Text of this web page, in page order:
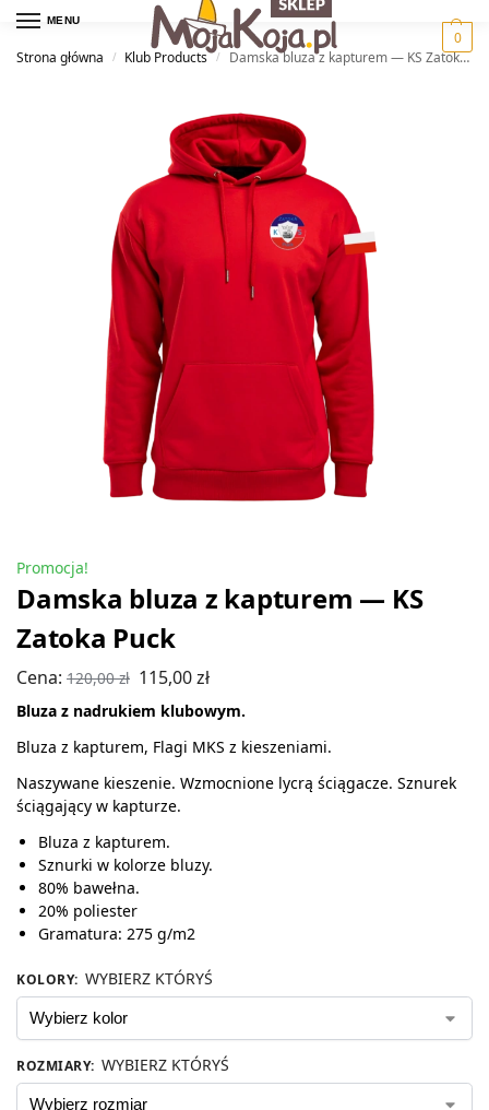
MENU
0
Strona główna
/ Klub Products / Damska bluza z kapturem — KS Zatoka Puck
Promocja!
Damska bluza z kapturem — KS
Zatoka Puck
Cena: 120,00zł 115,00zł
Bluza z nadrukiem klubowym.
Bluza z kapturem, Flagi MKS z kieszeniami.
Naszywane kieszenie. Wzmocnione lycrą ściągacze. Sznurek
ściągający w kapturze.
Bluza z kapturem.
Sznurki w kolorze bluzy.
80% bawełna.
20% poliester
Gramatura: 275 g/m2
KOLORY: WYBIERZ KTÓRYŚ
ROZMIARY: WYBIERZ KTÓRYŚ